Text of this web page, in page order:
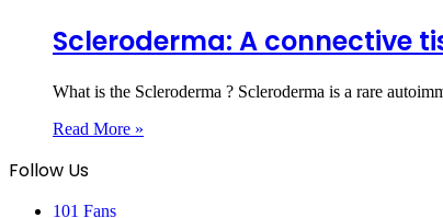
Scleroderma: A connective
What is the Scleroderma ? Scleroderma is a rare
Read More »
Follow Us
101 Fans